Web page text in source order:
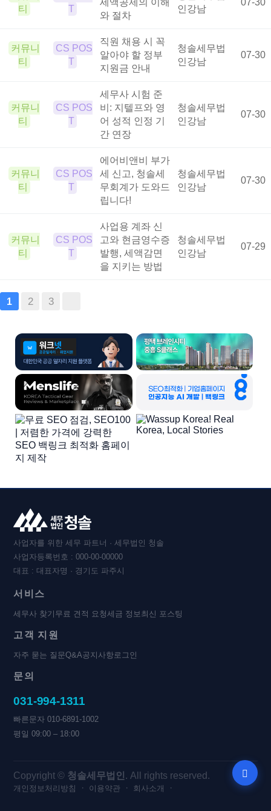
티
T
세액공제의 이해
와 절차
인강남
07-30
커뮤니
티
CS POS
T
직원 채용 시 꼭
알아야 할 정부
지원금 안내
청솔세무법
인강남
07-30
커뮤니
티
CS POS
T
세무사 시험 준
비: 지텔프와 영
어 성적 인정 기
간 연장
청솔세무법
인강남
07-30
커뮤니
티
CS POS
T
에어비앤비 부가
세 신고, 청솔세
무회계가 도와드
립니다!
청솔세무법
인강남
07-30
커뮤니
티
CS POS
T
사업용 계좌 신
고와 현금영수증
발행, 세액감면
을 지키는 방법
청솔세무법
인강남
07-29
1 2 3
사업자를 위한 세무 파트너 · 세무법인 청솔
사업자등록번호 : 000-00-00000
대표 : 대표자명 · 경기도 파주시
서비스
세무사 찾기 무료 견적 요청세금 정보최신 포스팅
고객 지원
자주 묻는 질문Q&A공지사항로그인
문의
031-994-1311
빠른문자 010-6891-1002
평일 09:00 – 18:00
Copyright © 청솔세무법인 . All rights reserved.
개인정보처리방침 · 이용약관 · 회사소개 ·